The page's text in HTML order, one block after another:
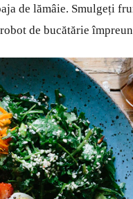
de lămâie. Smulgeți
de bucătărie